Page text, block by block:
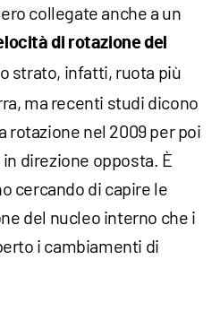
collegate anche a un
di rotazione del
strato, infatti, ruota più
ma recenti studi dicono
rotazione nel 2009 per poi
direzione opposta. È
cercando di capire le
del nucleo interno che i
i cambiamenti di